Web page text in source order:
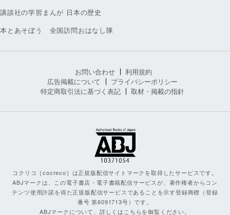
講談社の学習まんが 日本の歴史
本とあそぼう 全国訪問おはなし隊
お問い合わせ
利用規約
広告掲載について
プライバシーポリシー
特定商取引法に基づく表記
取材・掲載の指針
コクリコ［cocreco］は正規版配信サイトマークを取得したサービスです。
ABJマークは、この電子書店・電子書籍配信サービスが、著作権者からコン
テンツ使用許諾を得た正規版配信サービスであることを示す登録商標（登録
番号 第6091713号）です。
ABJマークについて、詳しくはこちらを御覧ください。